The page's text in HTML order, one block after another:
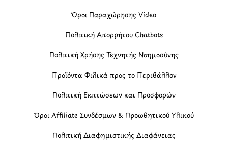
Όροι Παραχώρησης Video
Πολιτική Απορρήτου Chatbots
Πολιτική Χρήσης Τεχνητής Νοημοσύνης
Προϊόντα Φιλικά προς το Περιβάλλον
Πολιτική Εκπτώσεων και Προσφορών
Όροι Affiliate Συνδέσμων & Προωθητικού Υλικού
Πολιτική Διαφημιστικής Διαφάνειας